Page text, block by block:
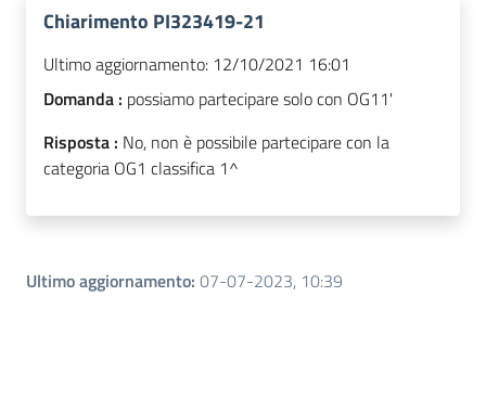
Chiarimento PI323419-21
Ultimo aggiornamento: 12/10/2021 16:01
Domanda : possiamo partecipare solo con OG11'
Risposta : No, non è possibile partecipare con la
categoria OG1 classifica 1^
Ultimo aggiornamento: 07-07-2023, 10:39